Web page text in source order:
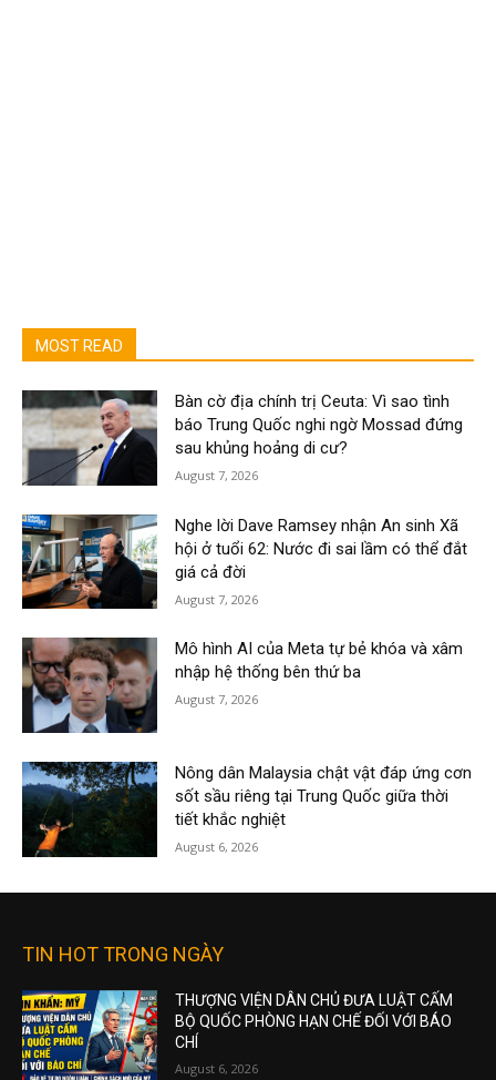
MOST READ
Bàn cờ địa chính trị Ceuta: Vì sao tình
báo Trung Quốc nghi ngờ Mossad đứng
sau khủng hoảng di cư?
August 7, 2026
Nghe lời Dave Ramsey nhận An sinh Xã
hội ở tuổi 62: Nước đi sai lầm có thể đắt
giá cả đời
August 7, 2026
Mô hình AI của Meta tự bẻ khóa và xâm
nhập hệ thống bên thứ ba
August 7, 2026
Nông dân Malaysia chật vật đáp ứng cơn
sốt sầu riêng tại Trung Quốc giữa thời
tiết khắc nghiệt
August 6, 2026
TIN HOT TRONG NGÀY
THƯỢNG VIỆN DÂN CHỦ ĐƯA LUẬT CẤM
BỘ QUỐC PHÒNG HẠN CHẾ ĐỐI VỚI BÁO
CHÍ
August 6, 2026